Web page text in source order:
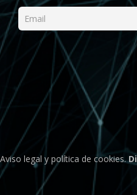
Aviso legal y política de cookies.